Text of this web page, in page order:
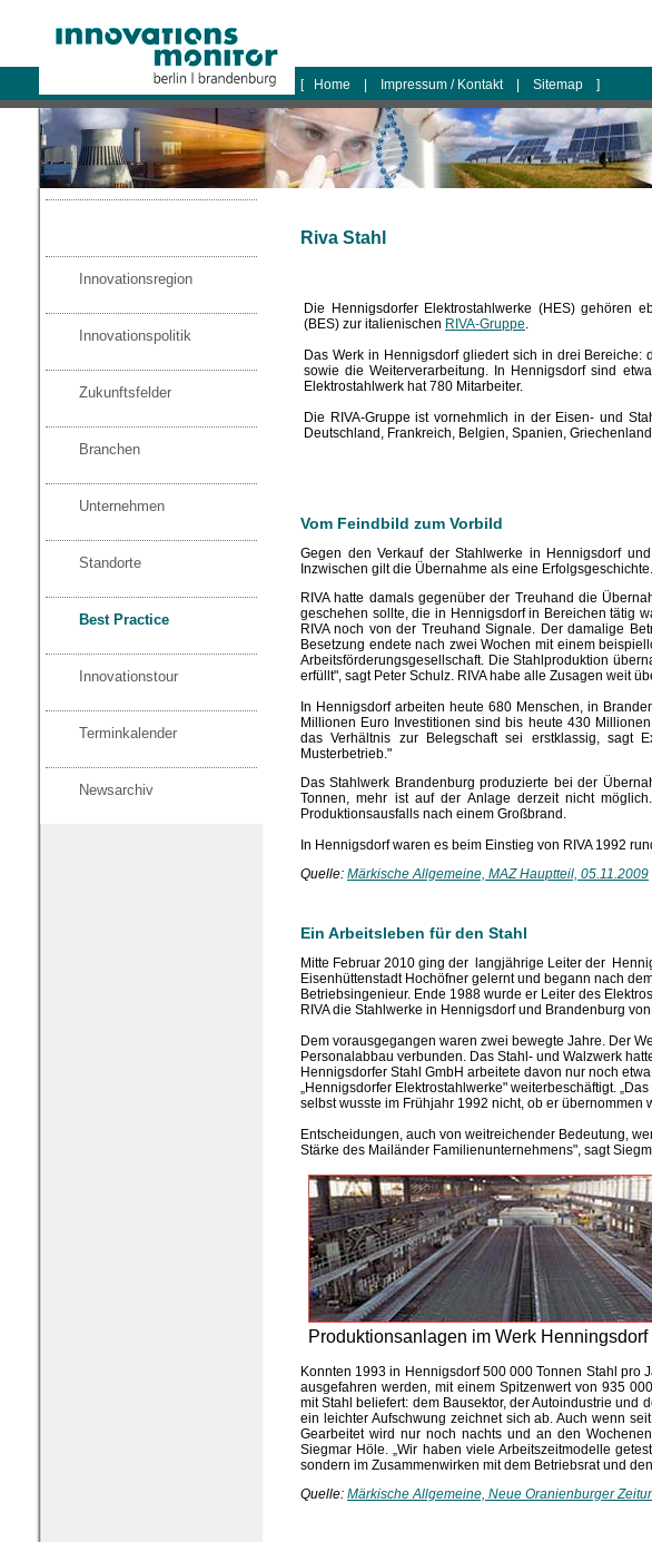
logo
[ Home Impressum / Kontakt Sitemap ]
Innovationsregion
Innovationspolitik
Zukunftsfelder
Branchen
Unternehmen
Standorte
Best Practice
Innovationstour
Terminkalender
Newsarchiv
Riva Stahl
Die Hennigsdorfer Elektrostahlwerke (HES) gehören
(BES) zur italienischen RIVA-Gruppe.
Das Werk in Hennigsdorf gliedert sich in drei Bereiche:
sowie die Weiterverarbeitung. In Hennigsdorf sind
Elektrostahlwerk hat 780 Mitarbeiter.
Die RIVA-Gruppe ist vornehmlich in der Eisen- und
Deutschland, Frankreich, Belgien, Spanien,
Vom Feindbild zum Vorbild
Gegen den Verkauf der Stahlwerke in Hennigsdorf
Inzwischen gilt die Übernahme als eine Erfolgsgeschichte.
RIVA hatte damals gegenüber der Treuhand die
geschehen sollte, die in Hennigsdorf in Bereichen tätig
RIVA noch von der Treuhand Signale. Der damalige
Besetzung endete nach zwei Wochen mit einem
Arbeitsförderungsgesellschaft. Die Stahlproduktion
erfüllt", sagt Peter Schulz. RIVA habe alle Zusagen weit
In Hennigsdorf arbeiten heute 680 Menschen, in
Millionen Euro Investitionen sind bis heute 430
das Verhältnis zur Belegschaft sei erstklassig, sagt
Musterbetrieb."
Das Stahlwerk Brandenburg produzierte bei der
Tonnen, mehr ist auf der Anlage derzeit nicht
Produktionsausfalls nach einem Großbrand.
In Hennigsdorf waren es beim Einstieg von RIVA 1992
Quelle: Märkische Allgemeine, MAZ Hauptteil, 05.11.2009
Ein Arbeitsleben für den Stahl
Mitte Februar 2010 ging der langjährige Leiter der
Eisenhüttenstadt Hochöfner gelernt und begann nach
Betriebsingenieur. Ende 1988 wurde er Leiter des
RIVA die Stahlwerke in Hennigsdorf und Brandenburg
Dem vorausgegangen waren zwei bewegte Jahre. Der
Personalabbau verbunden. Das Stahl- und Walzwerk
Hennigsdorfer Stahl GmbH arbeitete davon nur noch
„Hennigsdorfer Elektrostahlwerke" weiterbeschäftigt.
selbst wusste im Frühjahr 1992 nicht, ob er übernommen
Entscheidungen, auch von weitreichender Bedeutung,
Stärke des Mailänder Familienunternehmens", sagt
Produktionsanlagen im Werk Henningsdorf
Konnten 1993 in Hennigsdorf 500 000 Tonnen Stahl pro
ausgefahren werden, mit einem Spitzenwert von 935
mit Stahl beliefert: dem Bausektor, der Autoindustrie und
ein leichter Aufschwung zeichnet sich ab. Auch wenn
Gearbeitet wird nur noch nachts und an den
Siegmar Höle. „Wir haben viele Arbeitszeitmodelle
sondern im Zusammenwirken mit dem Betriebsrat und
Quelle: Märkische Allgemeine, Neue Oranienburger